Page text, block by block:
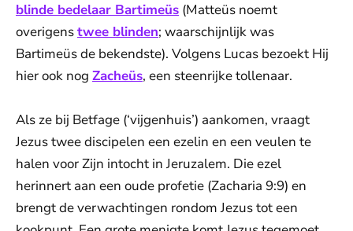
blinde bedelaar Bartimeüs (Matteüs noemt
overigenstwee blinden; waarschijnlijk was
Bartimeüs de bekendste). Volgens Lucas bezoekt Hij
hier ook nog Zacheüs, een steenrijke tollenaar.
Als ze bij Betfage (‘vijgenhuis’) aankomen, vraagt
Jezus twee discipelen een ezelin en een veulen te
halen voor Zijn intocht in Jeruzalem. Die ezel
herinnert aan een oude profetie (Zacharia 9:9) en
brengt de verwachtingen rondom Jezus tot een